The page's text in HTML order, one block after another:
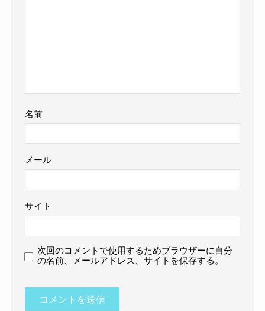
名前
メール
サイト
次回のコメントで使用するためブラウザーに自分
の名前、メールアドレス、サイトを保存する。